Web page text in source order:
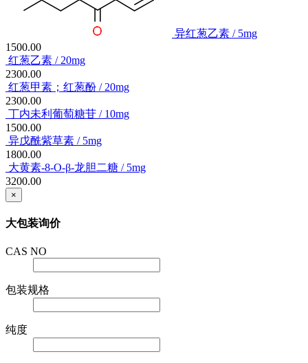
异红葱乙素 / 5mg
1500.00
红葱乙素 / 20mg
2300.00
红葱甲素；红葱酚 / 20mg
2300.00
丁内未利葡萄糖苷 / 10mg
1500.00
异戊酰紫草素 / 5mg
1800.00
大黄素-8-O-β-龙胆二糖 / 5mg
3200.00
×
大包装询价
CAS NO
包装规格
纯度